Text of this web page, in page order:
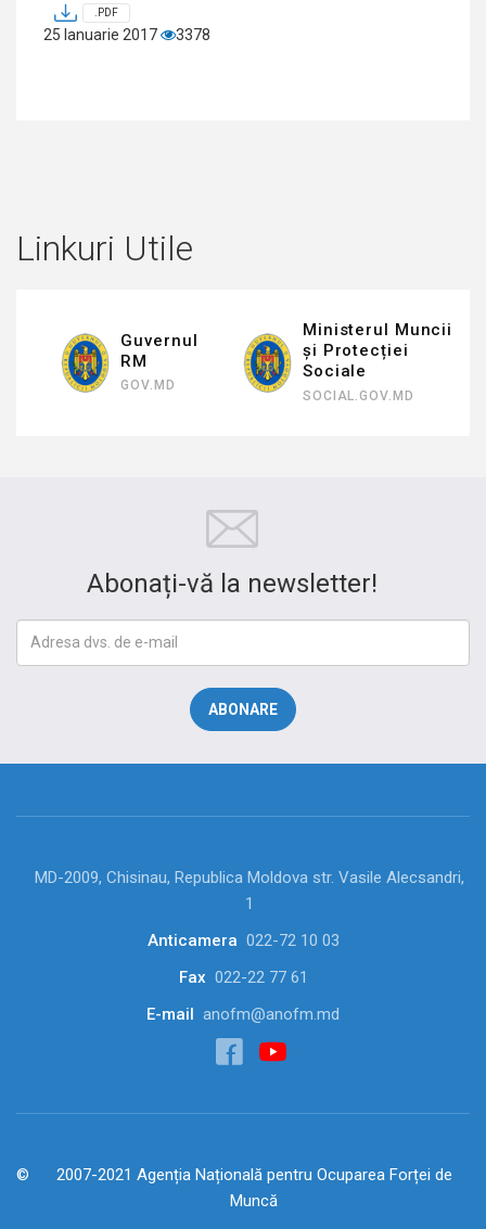
.PDF
25 Ianuarie 2017 3378
Linkuri Utile
Guvernul
RM
GOV.MD
Ministerul Muncii
și Protecției
Sociale
SOCIAL.GOV.MD
Abonați-vă la newsletter!
MD-2009, Chisinau, Republica Moldova str. Vasile Alecsandri,
1
Anticamera 022-72 10 03
Fax 022-22 77 61
E-mail anofm@anofm.md
2007-2021 Agenția Națională pentru Ocuparea Forței de
Muncă